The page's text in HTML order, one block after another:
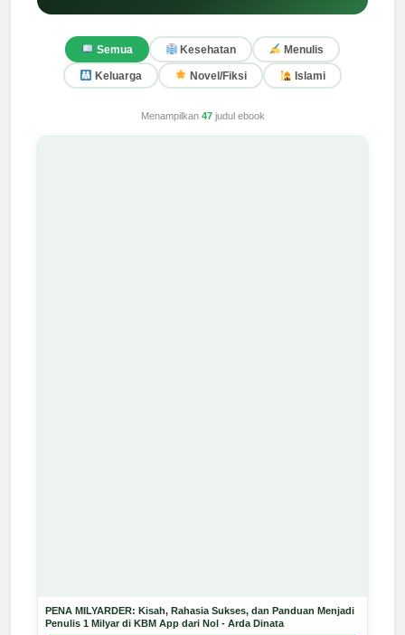
Semua Kesehatan Menulis
Keluarga Novel/Fiksi Islami
Menampilkan 47judul ebook
PENA MILYARDER: Kisah, Rahasia Sukses, dan Panduan Menjadi
Penulis 1 Milyar di KBM App dari Nol - Arda Dinata